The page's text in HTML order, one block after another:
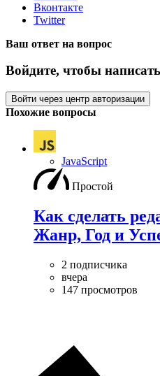
Вконтакте
Twitter
Ваш ответ на вопрос
Войдите, чтобы
Войти через центр авторизации
Похожие вопросы
JavaScript
Простой
Как сделать
Жанр, Год и
2 подписчика
вчера
147 просмотров